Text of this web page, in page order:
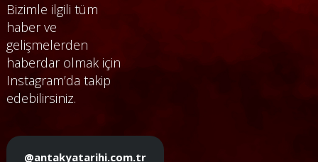
Bizimle ilgili tüm
haber ve
gelişmelerden
haberdar olmak için
Instagram’da takip
edebilirsiniz.
@antakyatarihi.com.tr